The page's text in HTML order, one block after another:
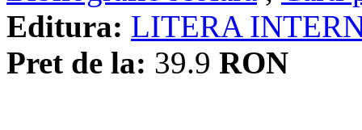
Editura: LITERA
Pret de la: 39.9 RON